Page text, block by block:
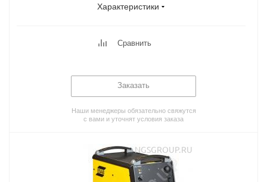
Характеристики
Сравнить
Заказать
Наши менеджеры обязательно свяжутся
с вами и уточнят условия заказа